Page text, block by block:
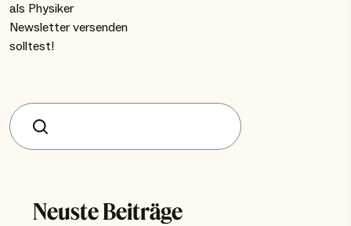
als Physiker
Newsletter versenden
solltest!
Suchen
Neuste Beiträge